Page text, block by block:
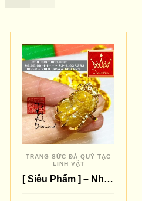
TRANG SỨC ĐÁ QUÝ TẠC
LINH VẬT
[ Siêu Phẩm ] – Nhẫn Tì Hưu Tóc Vàng Hàng Lõi